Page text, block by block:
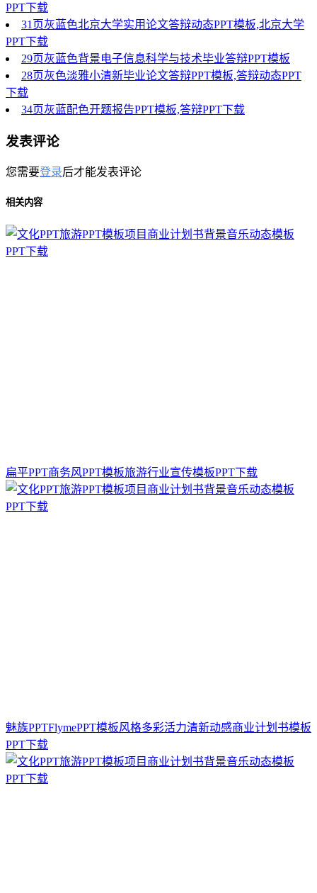
PPT下载
31页灰蓝色北京大学实用论文答辩动态PPT模板,北京大学
PPT下载
29页灰蓝色背景电子信息科学与技术毕业答辩PPT模板
28页灰色淡雅小清新毕业论文答辩PPT模板,答辩动态PPT
下载
34页灰蓝配色开题报告PPT模板,答辩PPT下载
发表评论
您需要登录后才能发表评论
相关内容
扁平PPT商务风PPT模板旅游行业宣传模板PPT下载
魅族PPTFlymePPT模板风格多彩活力清新动感商业计划书模板
PPT下载